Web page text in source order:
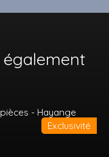
également
Exclusivité